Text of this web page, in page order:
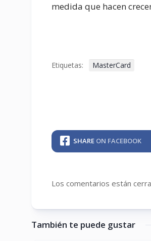
medida que hacen
Etiquetas: MasterCard
SHARE ON FACEBOOK
Los comentarios están
También te puede gustar